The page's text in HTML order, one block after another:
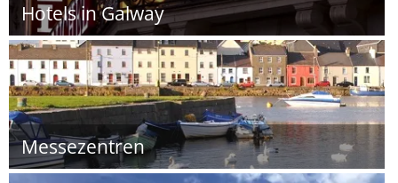
Hotels in Galway
Messezentren